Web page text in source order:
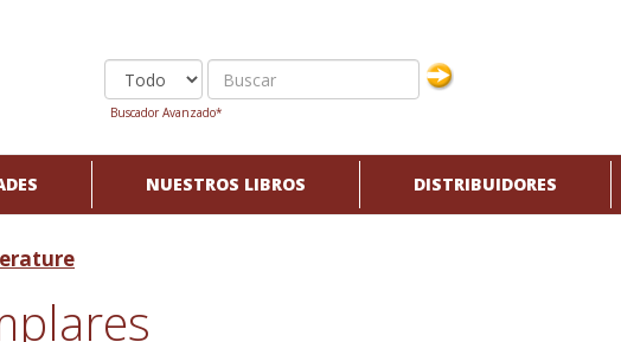
Buscador Avanzado*
NUESTROS LIBROS DISTRIBUIDORES